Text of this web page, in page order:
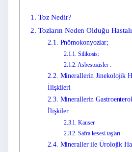
1. Toz Nedir?
2. Tozların Neden Olduğu
2.1. Pnömokonyozlar;
2.1.1. Silikosis:
2.1.2. Asbestozisler :
2.2. Minerallerin Jinekolojik
İlişkileri
2.3. Minerallerin
İlişkiler
2.3.1. Kanser
2.3.2. Safra kesesi taşları
2.4. Mineraller ile Ürolojik